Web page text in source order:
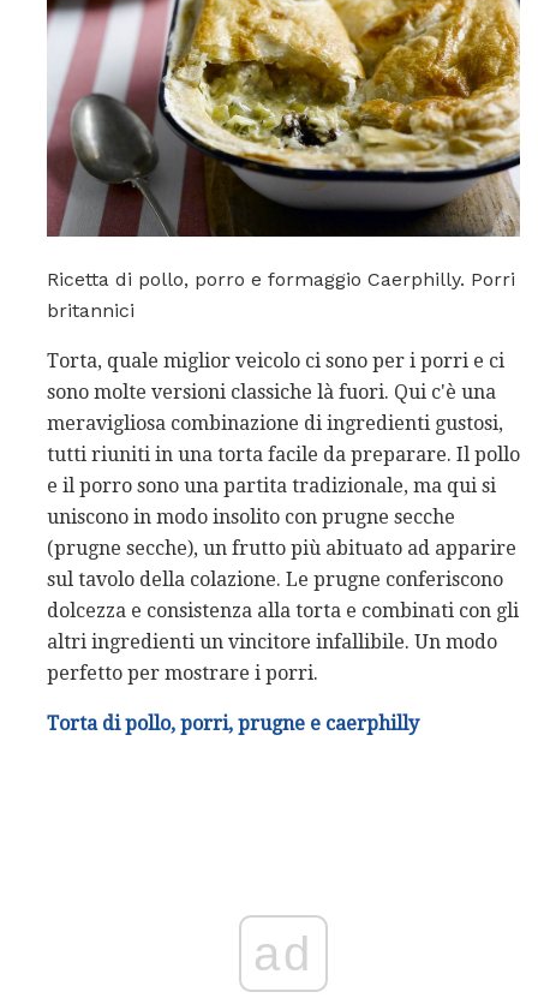
Ricetta di pollo, porro e formaggio Caerphilly. Porri
britannici
Torta, quale miglior veicolo ci sono per i porri e ci
sono molte versioni classiche là fuori. Qui c'è una
meravigliosa combinazione di ingredienti gustosi,
tutti riuniti in una torta facile da preparare. Il pollo
e il porro sono una partita tradizionale, ma qui si
uniscono in modo insolito con prugne secche
(prugne secche), un frutto più abituato ad apparire
sul tavolo della colazione. Le prugne conferiscono
dolcezza e consistenza alla torta e combinati con gli
altri ingredienti un vincitore infallibile. Un modo
perfetto per mostrare i porri.
Torta di pollo, porri, prugne e caerphilly
ad